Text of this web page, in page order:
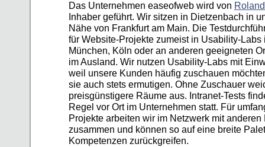
Das Unternehmen easeofweb wird von
Inhaber geführt. Wir sitzen in Dietzenbach in
Nähe von Frankfurt am Main. Die
für Website-Projekte zumeist in Usability-Labs
München, Köln oder an anderen geeigneten
im Ausland. Wir nutzen Usability-Labs mit
weil unsere Kunden häufig zuschauen
sie auch stets ermutigen. Ohne Zuschauer
preisgünstigere Räume aus. Intranet-Tests
Regel vor Ort im Unternehmen statt. Für
Projekte arbeiten wir im Netzwerk mit anderen
zusammen und können so auf eine breite
Kompetenzen zurückgreifen.